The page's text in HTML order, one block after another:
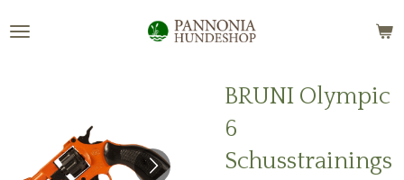
BRUNI Olympic
6
Schusstrainings